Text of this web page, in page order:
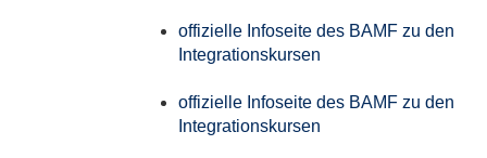
offizielle Infoseite des BAMF zu den
Integrationskursen
offizielle Infoseite des BAMF zu den
Integrationskursen